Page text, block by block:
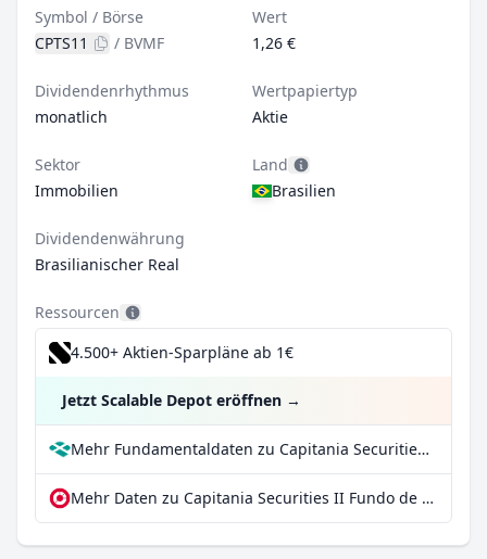
Symbol / Börse
CPTS11
/ BVMF
Wert
1,26 €
Dividendenrhythmus
monatlich
Wertpapiertyp
Aktie
Sektor
Immobilien
Land
Brasilien
Dividendenwährung
Brasilianischer Real
Ressourcen
4.500+ Aktien-Sparpläne ab 1€
Jetzt Scalable Depot eröffnen →
Mehr Fundamentaldaten zu Capitania Securities II Fundo de Investimento Imobiliario bei Parqet
Mehr Daten zu Capitania Securities II Fundo de Investimento Imobiliario bei extraETF